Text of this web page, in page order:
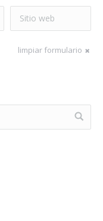
Sitio web
limpiar formulario